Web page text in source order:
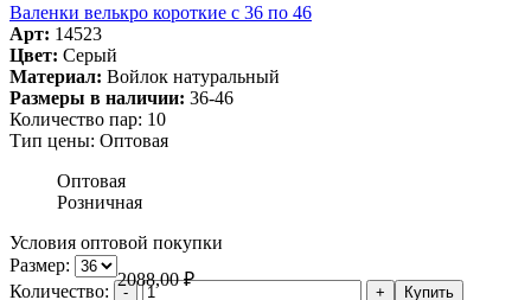
Валенки велькро короткие с 36 по 46
Арт: 14523
Цвет: Серый
Материал: Войлок натуральный
Размеры в наличии: 36-46
Количество пар: 10
Тип цены: Оптовая
Оптовая
Розничная
Условия оптовой покупки
Размер:
2088,00₽
Количество: